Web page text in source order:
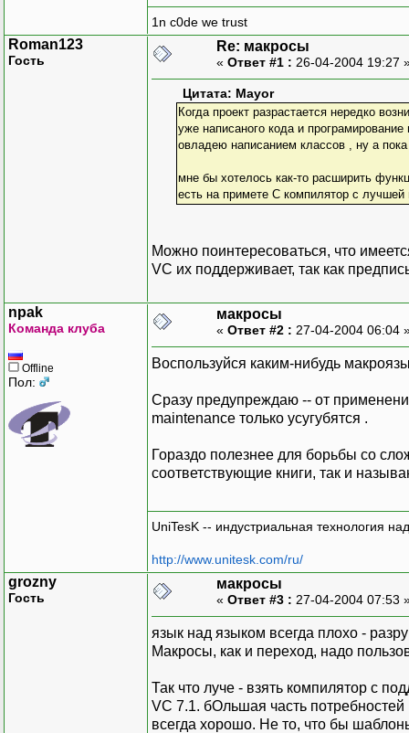
1n c0de we trust
Roman123
Гость
Re: макросы
« Ответ #1 : 26-04-2004 19:27
Цитата: Mayor
Когда проект разрастается нередко
уже написаного кода и
овладею написанием классов , ну а
мне бы хотелось как-то расширить
есть на примете С компилятор с
Можно поинтересоваться, что
VC их поддерживает, так как
npak
Команда клуба
Offline
Пол:
макросы
« Ответ #2 : 27-04-2004 06:04
Воспользуйся каким-нибудь
Сразу предупреждаю -- от
maintenance только усугубятся .
Гораздо полезнее для борьбы со
соответствующие книги, так и
UniTesK -- индустриальная технология
http://www.unitesk.com/ru/
grozny
Гость
макросы
« Ответ #3 : 27-04-2004 07:53
язык над языком всегда плохо -
Макросы, как и переход, надо
Так что луче - взять компилятор с
VC 7.1. бОльшая часть
всегда хорошо. Не то, что бы